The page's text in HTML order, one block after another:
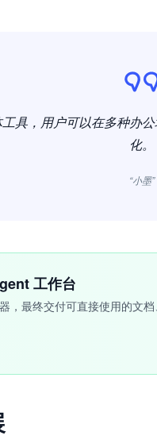
具，用户可以在多种办
化。
“小墨”
工作台
，最终交付可直接使用的文档